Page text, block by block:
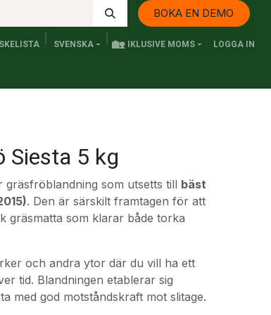
BOKA EN DEMO
SVENSKA 🏡 IKLUSIVE MOMS LOGGA IN
Siesta 5 kg
som utsetts till bäst
. Den är särskilt framtagen för att
gräsmatta som klarar både torka
och andra ytor där du vill ha ett
tid. Blandningen etablerar sig
med god motståndskraft mot slitage.